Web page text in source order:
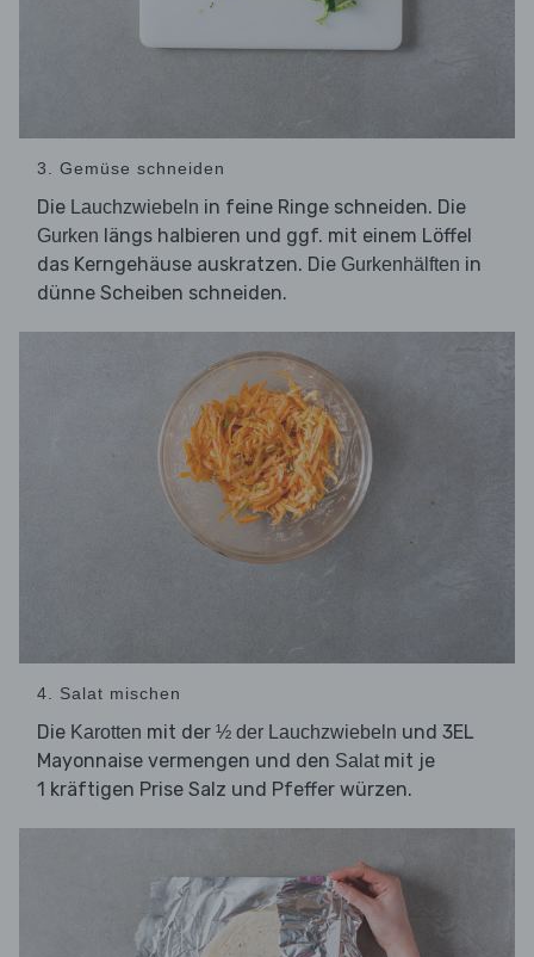
3. Gemüse schneiden
Die Lauchzwiebeln in feine Ringe schneiden. Die
Gurken längs halbieren und ggf. mit einem Löffel
das Kerngehäuse auskratzen. Die Gurkenhälften in
dünne Scheiben schneiden.
4. Salat mischen
Die Karotten mit der ½ der Lauchzwiebeln und 3EL
Mayonnaise vermengen und den Salat mit je
1 kräftigen Prise Salz und Pfeffer würzen.